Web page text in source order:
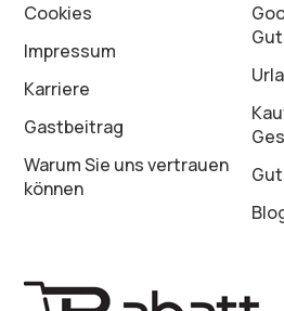
Cookies
Impressum
Karriere
Gastbeitrag
Warum Sie uns vertrauen
können